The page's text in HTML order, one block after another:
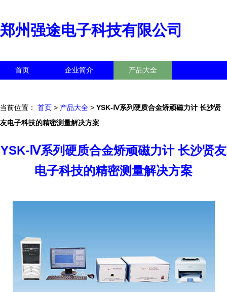
郑州强途电子科技有限公司
首页 企业简介 产品大全
当前位置： 首页 > 产品大全 > YSK-Ⅳ系列硬质合金矫顽磁力计 长沙贤
友电子科技的精密测量解决方案
YSK-Ⅳ系列硬质合金矫顽磁力计 长沙贤友
电子科技的精密测量解决方案